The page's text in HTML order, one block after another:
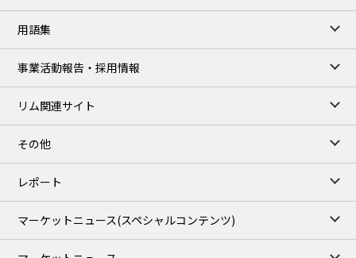
用語集
事業活動報告・採用情報
リム関連サイト
その他
レポート
マーケットニュース(スペシャルコンテンツ)